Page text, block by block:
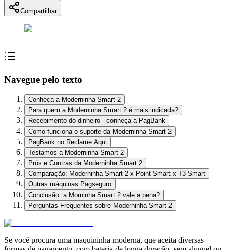
Compartilhar
Navegue pelo texto
Conheça a Moderninha Smart 2
Para quem a Moderninha Smart 2 é mais indicada?
Recebimento do dinheiro - conheça a PagBank
Como funciona o suporte da Moderninha Smart 2
PagBank no Reclame Aqui
Testamos a Moderninha Smart 2
Prós e Contras da Moderninha Smart 2
Comparação: Moderninha Smart 2 x Point Smart x T3 Smart
Outras máquinas Pagseguro
Conclusão: a Morninha Smart 2 vale a pena?
Perguntas Frequentes sobre Moderninha Smart 2
Se você procura uma maquininha moderna, que aceita diversas